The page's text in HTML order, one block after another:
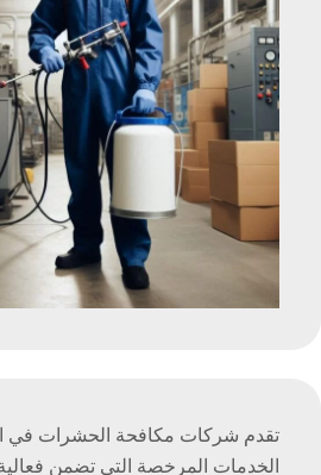
تقدم شركات مكافحة الحشرات في
الخدمات المرخصة التي تضمن